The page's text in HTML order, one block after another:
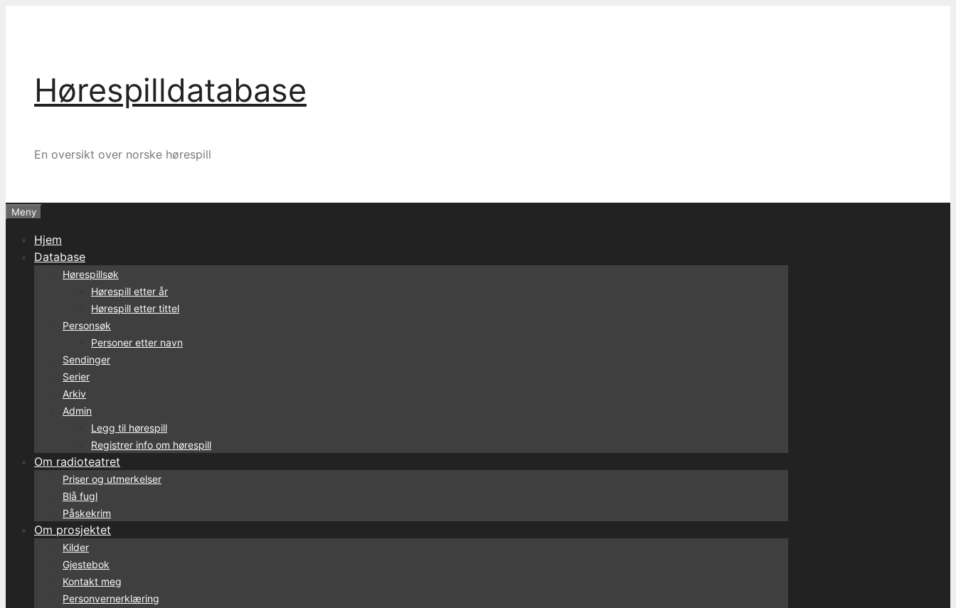
Hørespilldatabase
En oversikt over norske hørespill
Meny
Hjem
Database
Hørespillsøk
Hørespill etter år
Hørespill etter tittel
Personsøk
Personer etter navn
Sendinger
Serier
Arkiv
Admin
Legg til hørespill
Registrer info om hørespill
Om radioteatret
Priser og utmerkelser
Blå fugl
Påskekrim
Om prosjektet
Kilder
Gjestebok
Kontakt meg
Personvernerklæring